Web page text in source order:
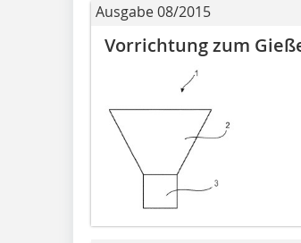
Ausgabe 08/2015
Vorrichtung zum